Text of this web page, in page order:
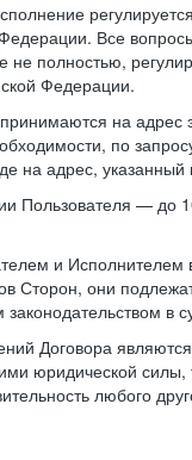
Все
полностью,
Федерации.
на
по
на адрес,
Пользователя — до
и Исполнителем
Сторон, они
в
Договора
юридической силы,
любого